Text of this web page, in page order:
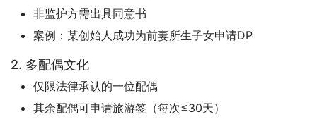
非监护方需出具同意书
案例：某创始人成功为前妻所生子女申请DP
2. 多配偶文化
仅限法律承认的一位配偶
其余配偶可申请旅游签（每次≤30天）